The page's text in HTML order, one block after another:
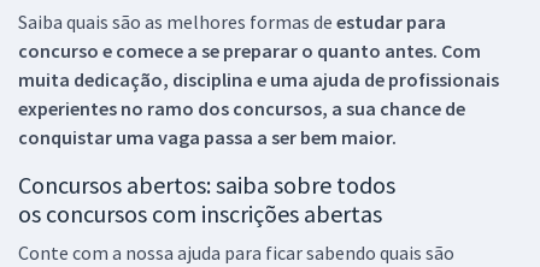
Saiba quais são as melhores formas de estudar para
concurso e comece a se preparar o quanto antes. Com
muita dedicação, disciplina e uma ajuda de profissionais
experientes no ramo dos concursos, a sua chance de
conquistar uma vaga passa a ser bem maior.
Concursos abertos: saiba sobre todos
os concursos com inscrições abertas
Conte com a nossa ajuda para ficar sabendo quais são